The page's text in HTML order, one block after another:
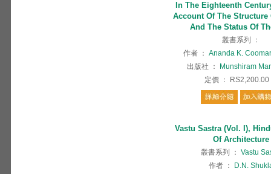
In The Eighteenth
Account Of The Structure
And The Status Of
叢書系列
：
作者 ：
Ananda K.
出版社
：
Munshiram
定價 ： RS2,200.00
Vastu Sastra (Vol. I),
Of Architecture
叢書系列 ： Vastu
作者 ：
D.N.